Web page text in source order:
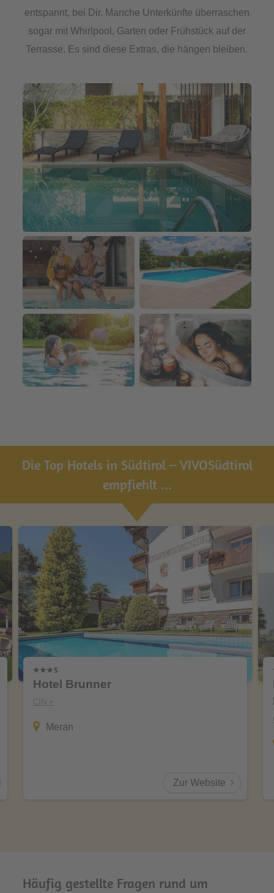
entspannt, bei Dir. Manche Unterkünfte überraschen
sogar mit Whirlpool, Garten oder Frühstück auf der
Terrasse. Es sind diese Extras, die hängen bleiben.
Die Top Hotels in Südtirol – VIVOSüdtirol
empfiehlt ...
Hotel Brunner
CIN +
Meran
Zur Website
Häufig gestellte Fragen rund um